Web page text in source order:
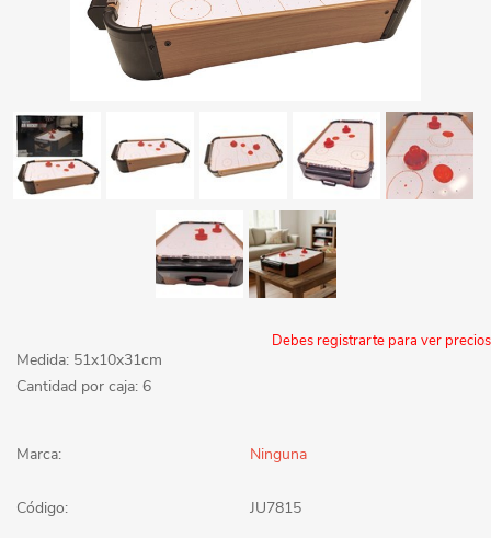
Debes registrarte para ver precios
Medida: 51x10x31cm
Cantidad por caja: 6
Marca: Ninguna
Código: JU7815